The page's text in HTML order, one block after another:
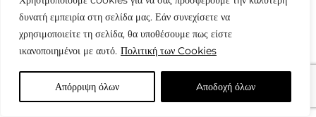
δυνατή εμπειρία στη σελίδα μας. Εάν συνεχίσετε να
χρησιμοποιείτε τη σελίδα, θα υποθέσουμε πως είστε
ικανοποιημένοι με αυτό. Πολιτική των Cookies
Απόρριψη όλων Aποδοχή όλων